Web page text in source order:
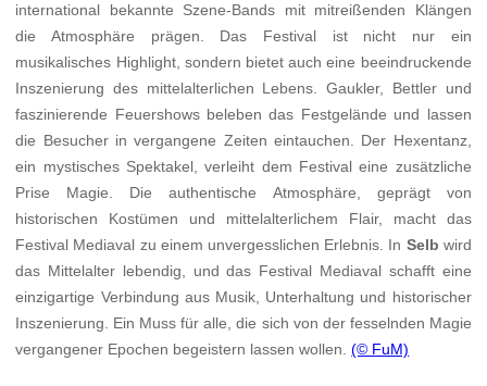
international bekannte Szene-Bands mit mitreißenden Klängen
die Atmosphäre prägen. Das Festival ist nicht nur ein
musikalisches Highlight, sondern bietet auch eine beeindruckende
Inszenierung des mittelalterlichen Lebens. Gaukler, Bettler und
faszinierende Feuershows beleben das Festgelände und lassen
die Besucher in vergangene Zeiten eintauchen. Der Hexentanz,
ein mystisches Spektakel, verleiht dem Festival eine zusätzliche
Prise Magie. Die authentische Atmosphäre, geprägt von
historischen Kostümen und mittelalterlichem Flair, macht das
Festival Mediaval zu einem unvergesslichen Erlebnis. In Selb wird
das Mittelalter lebendig, und das Festival Mediaval schafft eine
einzigartige Verbindung aus Musik, Unterhaltung und historischer
Inszenierung. Ein Muss für alle, die sich von der fesselnden Magie
vergangener Epochen begeistern lassen wollen.(© FuM)